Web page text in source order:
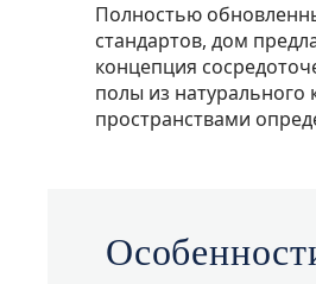
Полностью
стандартов, дом
концепция
полы из
пространствами